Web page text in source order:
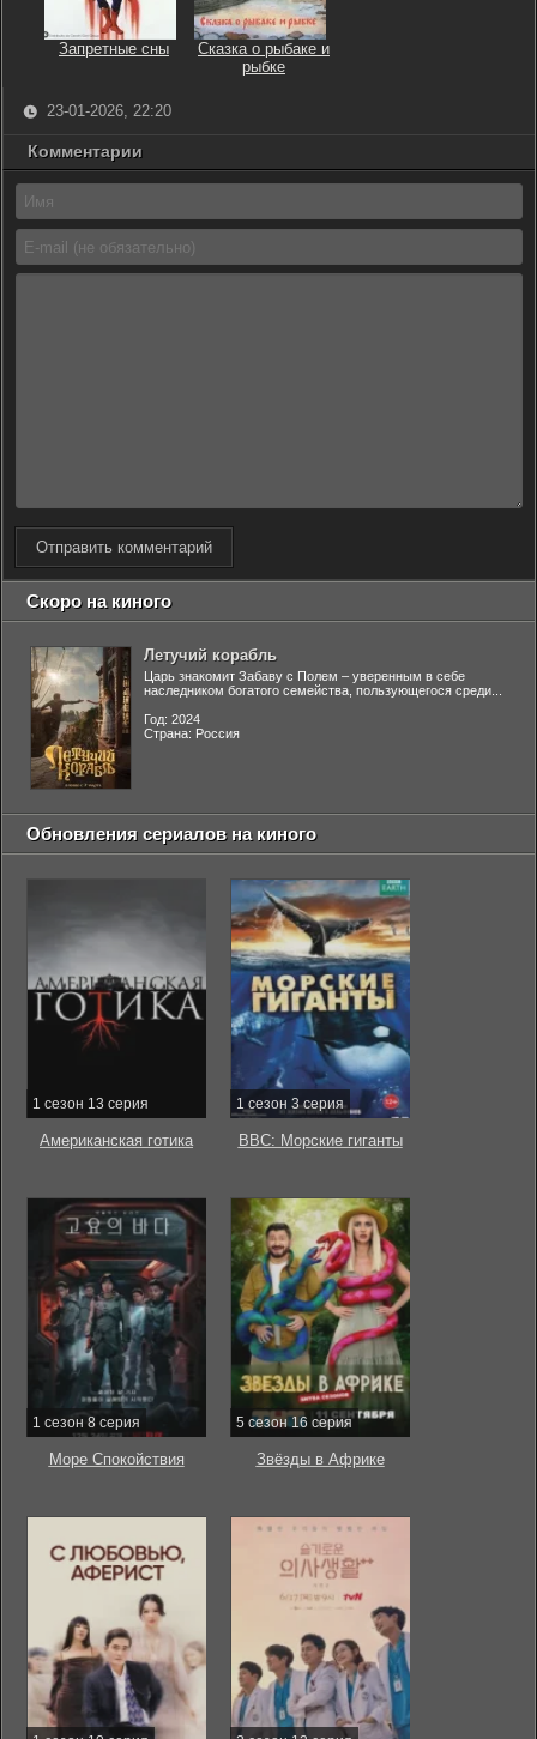
Запретные сны
Сказка о рыбаке и
рыбке
23-01-2026, 22:20
Комментарии
Отправить комментарий
Скоро на киного
Летучий корабль
Царь знакомит Забаву с Полем – уверенным в себе
наследником богатого семейства, пользующегося среди...
Год: 2024
Страна: Россия
Обновления сериалов на киного
1 сезон 13 серия
Американская готика
1 сезон 3 серия
BBC: Морские гиганты
1 сезон 8 серия
Море Спокойствия
5 сезон 16 серия
Звёзды в Африке